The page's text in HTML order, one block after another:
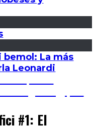
bemol: La más
Leonardi
#1: El